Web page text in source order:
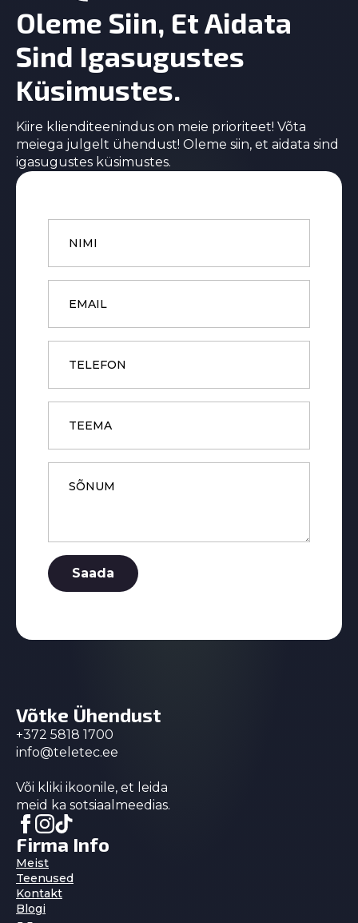
Oleme Siin, Et Aidata
Sind Igasugustes
Küsimustes.
Kiire klienditeenindus on meie prioriteet! Võta
meiega julgelt ühendust! Oleme siin, et aidata sind
igasugustes küsimustes.
Name
Email
Phone
Subject
Message
Saada
Võtke Ühendust
+372 5818 1700
info@teletec.ee
Või kliki ikoonile, et leida
meid ka sotsiaalmeedias.
Firma Info
Meist
Teenused
Kontakt
Blogi